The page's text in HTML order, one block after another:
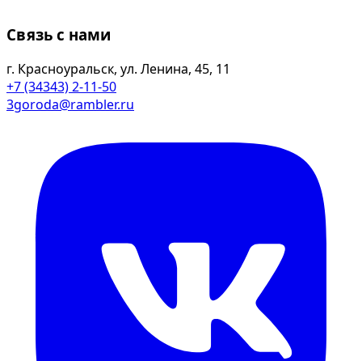
Связь с нами
г. Красноуральск, ул. Ленина, 45, 11
+7 (34343) 2-11-50
3goroda@rambler.ru